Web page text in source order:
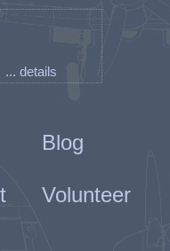
... details
Blog
Volunteer